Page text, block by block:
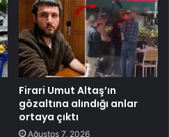
Firari Umut Altaş’ın
gözaltına alındığı anlar
ortaya çıktı
Ağustos 7, 2026